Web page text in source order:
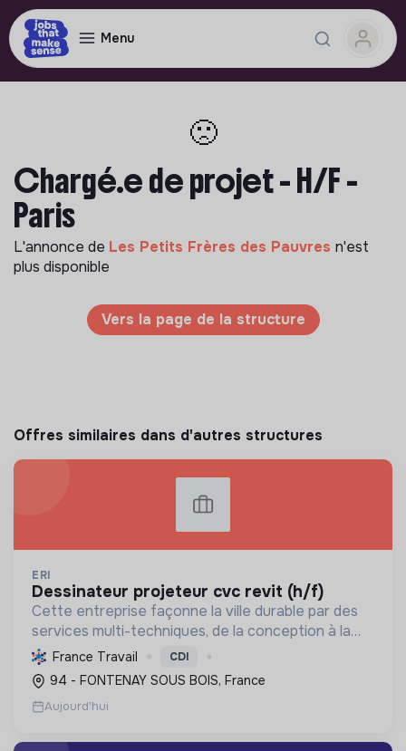
Menu
🙁
Chargé.e de projet - H/F -
Paris
L'annonce de Les Petits Frères des Pauvres n'est
plus disponible
Vers la page de la structure
Offres similaires dans d'autres structures
ERI
dessinateur projeteur cvc revit (h/f)
Cette entreprise façonne la ville durable par des
services multi-techniques, de la conception à la
maintenance, pour bâtiments et infrastructures,
en génie électrique et climatique. Elle a le Label
RG...
France Travail CDI
94 - FONTENAY SOUS BOIS, France
Aujourd'hui